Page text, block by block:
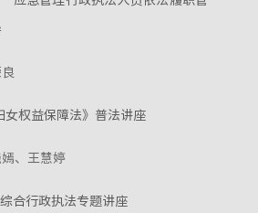
女权益保障法》普法讲座
、王慧婷
综合行政执法专题讲座